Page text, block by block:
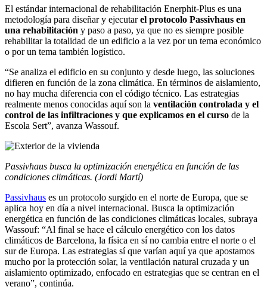
El estándar internacional de rehabilitación Enerphit-Plus es una
metodología para diseñar y ejecutarel protocolo Passivhaus en
una rehabilitación y paso a paso, ya que no es siempre posible
rehabilitar la totalidad de un edificio a la vez por un tema económico
o por un tema también logístico.
“Se analiza el edificio en su conjunto y desde luego, las soluciones
difieren en función de la zona climática. En términos de aislamiento,
no hay mucha diferencia con el código técnico. Las estrategias
realmente menos conocidas aquí son la ventilación controlada y el
control de las infiltraciones y que explicamos en el curso de la
Escola Sert”, avanza Wassouf.
Passivhaus busca la optimización energética en función de las
condiciones climáticas. (Jordi Martí)
Passivhaus es un protocolo surgido en el norte de Europa, que se
aplica hoy en día a nivel internacional. Busca la optimización
energética en función de las condiciones climáticas locales, subraya
Wassouf: “Al final se hace el cálculo energético con los datos
climáticos de Barcelona, la física en sí no cambia entre el norte o el
sur de Europa. Las estrategias sí que varían aquí ya que apostamos
mucho por la protección solar, la ventilación natural cruzada y un
aislamiento optimizado, enfocado en estrategias que se centran en el
verano”, continúa.